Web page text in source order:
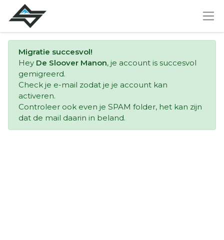
Migratie succesvol!
Hey De Sloover Manon, je account is succesvol
gemigreerd.
Check je e-mail zodat je je account kan
activeren.
Controleer ook even je SPAM folder, het kan zijn
dat de mail daarin in beland.